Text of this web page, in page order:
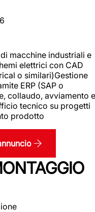
macchine industriali e
elettrici con CAD
o similari)Gestione
ERP (SAP o
collaudo, avviamento e
tecnico su progetti
prodotto